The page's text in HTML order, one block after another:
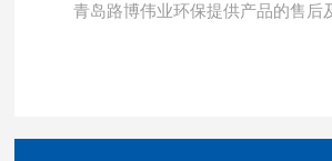
青岛路博伟业环保提供产品的售后